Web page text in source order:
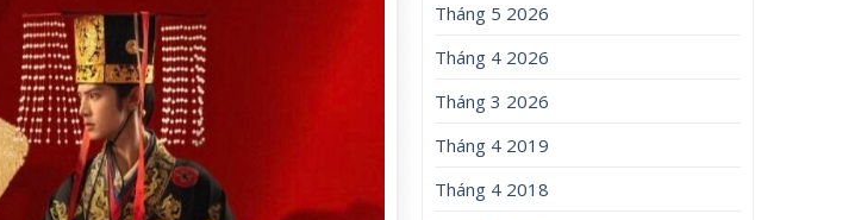
Tháng 5 2026
Tháng 4 2026
Tháng 3 2026
Tháng 4 2019
Tháng 4 2018